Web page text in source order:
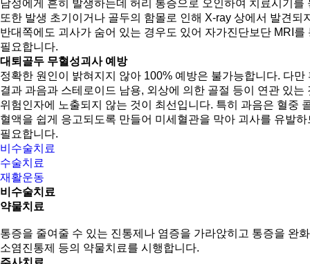
남성에게 흔히 발생하는데 허리 통증으로 오인하여 치료시기를
또한 발생 초기이거나 골두의 함몰로 인해 X-ray 상에서 발견되
반대쪽에도 괴사가 숨어 있는 경우도 있어 자가진단보단 MRI를
필요합니다.
대퇴골두 무혈성괴사 예방
정확한 원인이 밝혀지지 않아 100% 예방은 불가능합니다. 다만
결과 과음과 스테로이드 남용, 외상에 의한 골절 등이 연관 있는
위험인자에 노출되지 않는 것이 최선입니다. 특히 과음은 혈중
혈액을 쉽게 응고되도록 만들어 미세혈관을 막아 괴사를 유발
필요합니다.
비수술치료
수술치료
재활운동
비수술치료
약물치료
통증을 줄여줄 수 있는 진통제나 염증을 가라앉히고 통증을 완
소염진통제 등의 약물치료를 시행합니다.